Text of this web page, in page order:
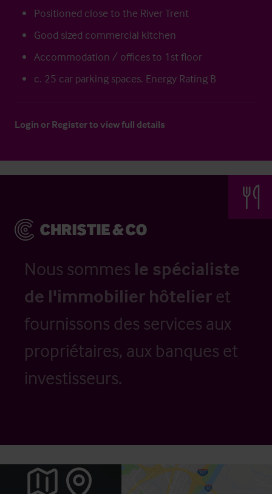
Positioned close to the River Trent
Good sized commercial kitchen
Accommodation / offices to 1st floor
c. 25 car parking spaces. Energy Rating B
Login or Registerto view full details
Nous sommes le spécialiste
de l'immobilier hôtelier et
fournissons des services aux
propriétaires, aux banques et
investisseurs.